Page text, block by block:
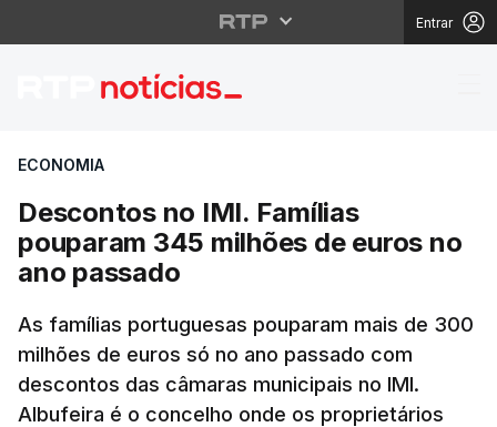
Entrar
Descontos no IMI.
ECONOMIA
Descontos no IMI. Famílias
pouparam 345 milhões de euros no
ano passado
As famílias portuguesas pouparam mais de 300
milhões de euros só no ano passado com
descontos das câmaras municipais no IMI.
Albufeira é o concelho onde os proprietários